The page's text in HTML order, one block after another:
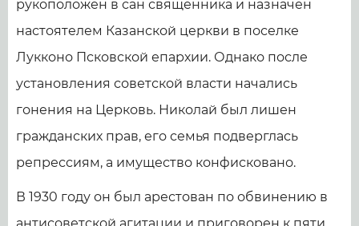
рукоположен в сан священника и назначен
настоятелем Казанской церкви в поселке
Лукконо Псковской епархии. Однако после
установления советской власти начались
гонения на Церковь. Николай был лишен
гражданских прав, его семья подверглась
репрессиям, а имущество конфисковано.
В 1930 году он был арестован по обвинению в